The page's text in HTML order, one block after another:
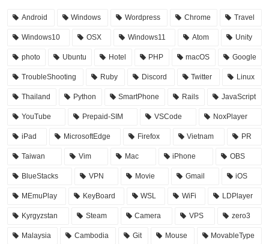
Android Windows Wordpress Chrome Travel
Windows10 OSX Windows11 Atom Unity
photo Ubuntu Hotel PHP macOS Google
TroubleShooting Ruby Discord Twitter Linux
Thailand Python SmartPhone Rails JavaScript
YouTube Prepaid-SIM VSCode NoxPlayer
iPad MicrosoftEdge Firefox Vietnam PR
Taiwan Vim Mac iPhone OBS
BlueStacks VPN Movie Gmail iOS
MEmuPlay KeyBoard WSL WiFi LDPlayer
Kyrgyzstan Steam Camera VPS zero3
Malaysia Cambodia Git Mouse MovableType